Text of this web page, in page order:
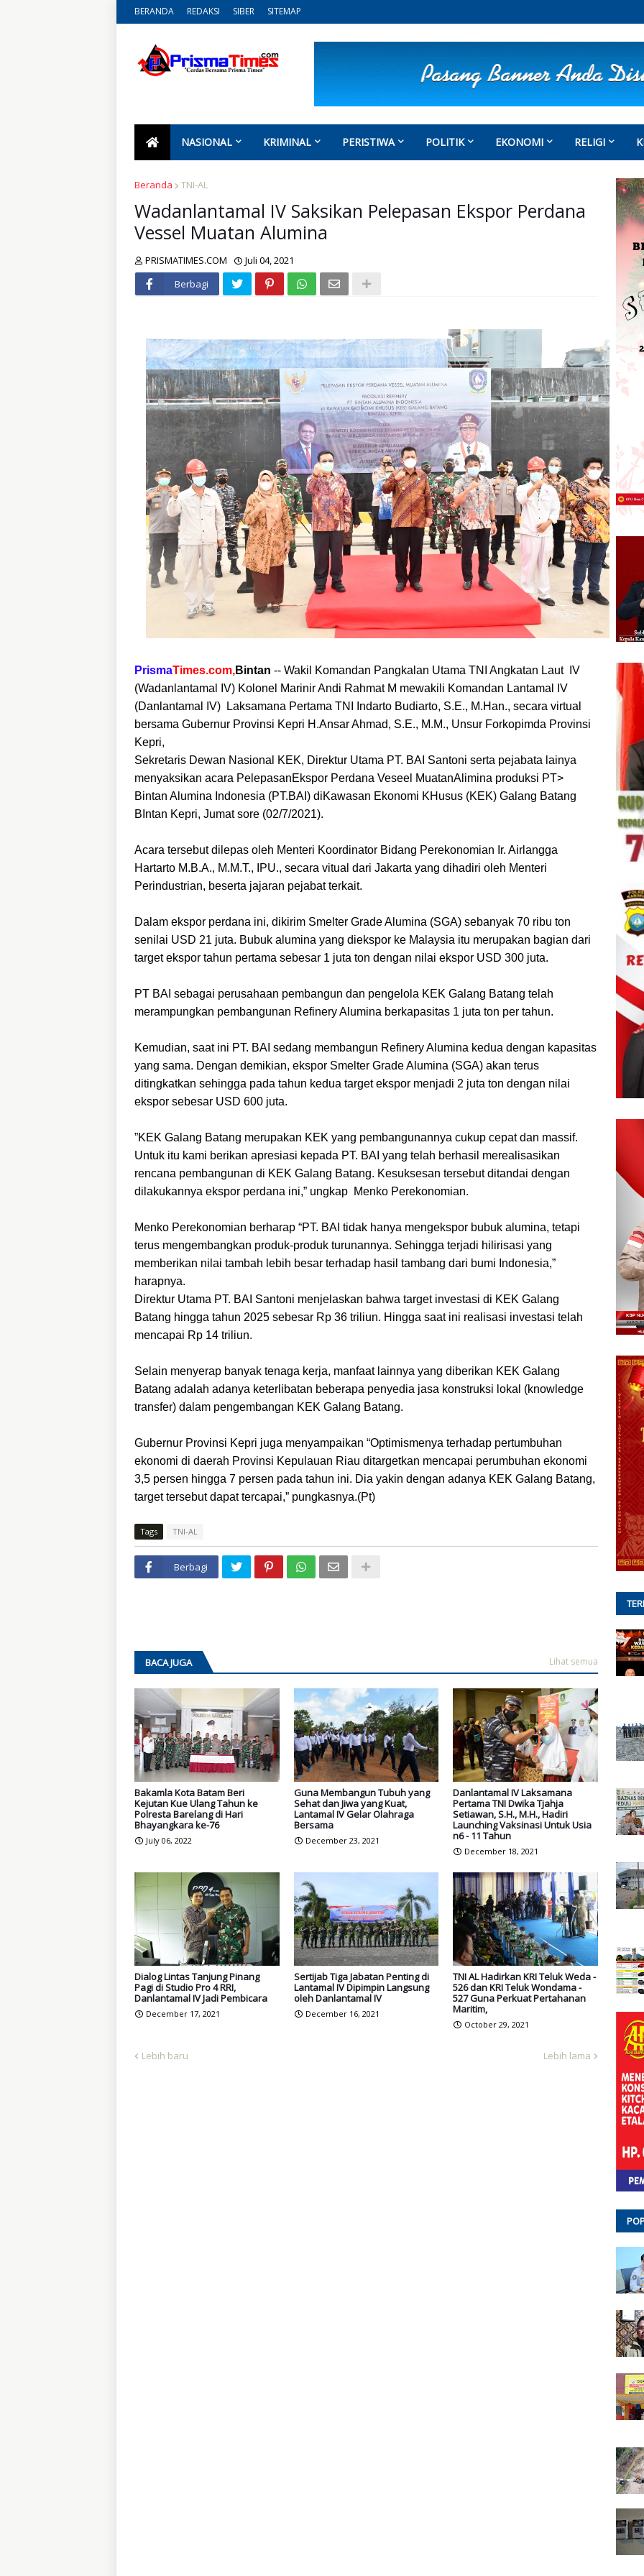
BERANDA REDAKSI SIBER SITEMAP
NASIONAL KRIMINAL PERISTIWA POLITIK EKONOMI RELIGI
Beranda TNI-AL
Wadanlantamal IV Saksikan Pelepasan Ekspor Perdana
Vessel Muatan Alumina
PRISMATIMES.COM
Juli 04, 2021
Berbagi
PrismaTimes.com,Bintan -- Wakil Komandan Pangkalan Utama TNI Angkatan Laut IV
(Wadanlantamal IV) Kolonel Marinir Andi Rahmat M mewakili Komandan Lantamal IV
(Danlantamal IV) Laksamana Pertama TNI Indarto Budiarto, S.E., M.Han., secara virtual
bersama Gubernur Provinsi Kepri H.Ansar Ahmad, S.E., M.M., Unsur Forkopimda Provinsi
Kepri,
Sekretaris Dewan Nasional KEK, Direktur Utama PT. BAI Santoni serta pejabata lainya
menyaksikan acara PelepasanEkspor Perdana Veseel MuatanAlimina produksi PT>
Bintan Alumina Indonesia (PT.BAI) diKawasan Ekonomi KHusus (KEK) Galang Batang
BIntan Kepri, Jumat sore (02/7/2021).
Acara tersebut dilepas oleh Menteri Koordinator Bidang Perekonomian Ir. Airlangga
Hartarto M.B.A., M.M.T., IPU., secara vitual dari Jakarta yang dihadiri oleh Menteri
Perindustrian, beserta jajaran pejabat terkait.
Dalam ekspor perdana ini, dikirim Smelter Grade Alumina (SGA) sebanyak 70 ribu ton
senilai USD 21 juta. Bubuk alumina yang diekspor ke Malaysia itu merupakan bagian dari
target ekspor tahun pertama sebesar 1 juta ton dengan nilai ekspor USD 300 juta.
PT BAI sebagai perusahaan pembangun dan pengelola KEK Galang Batang telah
merampungkan pembangunan Refinery Alumina berkapasitas 1 juta ton per tahun.
Kemudian, saat ini PT. BAI sedang membangun Refinery Alumina kedua dengan kapasitas
yang sama. Dengan demikian, ekspor Smelter Grade Alumina (SGA) akan terus
ditingkatkan sehingga pada tahun kedua target ekspor menjadi 2 juta ton dengan nilai
ekspor sebesar USD 600 juta.
”KEK Galang Batang merupakan KEK yang pembangunannya cukup cepat dan massif.
Untuk itu kami berikan apresiasi kepada PT. BAI yang telah berhasil merealisasikan
rencana pembangunan di KEK Galang Batang. Kesuksesan tersebut ditandai dengan
dilakukannya ekspor perdana ini,” ungkap Menko Perekonomian.
Menko Perekonomian berharap “PT. BAI tidak hanya mengekspor bubuk alumina, tetapi
terus mengembangkan produk-produk turunannya. Sehingga terjadi hilirisasi yang
memberikan nilai tambah lebih besar terhadap hasil tambang dari bumi Indonesia,”
harapnya.
Direktur Utama PT. BAI Santoni menjelaskan bahwa target investasi di KEK Galang
Batang hingga tahun 2025 sebesar Rp 36 triliun. Hingga saat ini realisasi investasi telah
mencapai Rp 14 triliun.
Selain menyerap banyak tenaga kerja, manfaat lainnya yang diberikan KEK Galang
Batang adalah adanya keterlibatan beberapa penyedia jasa konstruksi lokal (knowledge
transfer) dalam pengembangan KEK Galang Batang.
Gubernur Provinsi Kepri juga menyampaikan “Optimismenya terhadap pertumbuhan
ekonomi di daerah Provinsi Kepulauan Riau ditargetkan mencapai perumbuhan ekonomi
3,5 persen hingga 7 persen pada tahun ini. Dia yakin dengan adanya KEK Galang Batang,
target tersebut dapat tercapai,” pungkasnya.(Pt)
Tags TNI-AL
Berbagi
BACA JUGA Lihat semua
Bakamla Kota Batam Beri
Kejutan Kue Ulang Tahun ke
Polresta Barelang di Hari
Bhayangkara ke-76
July 06, 2022
Guna Membangun Tubuh yang
Sehat dan Jiwa yang Kuat,
Lantamal IV Gelar Olahraga
Bersama
December 23, 2021
Danlantamal IV Laksamana
Pertama TNI Dwika Tjahja
Setiawan, S.H., M.H., Hadiri
Launching Vaksinasi Untuk Usia
n6 - 11 Tahun
December 18, 2021
Dialog Lintas Tanjung Pinang
Pagi di Studio Pro 4 RRI,
Danlantamal IV Jadi Pembicara
December 17, 2021
Sertijab Tiga Jabatan Penting di
Lantamal IV Dipimpin Langsung
oleh Danlantamal IV
December 16, 2021
TNI AL Hadirkan KRI Teluk Weda -
526 dan KRI Teluk Wondama -
527 Guna Perkuat Pertahanan
Maritim,
October 29, 2021
Lebih baru Lebih lama